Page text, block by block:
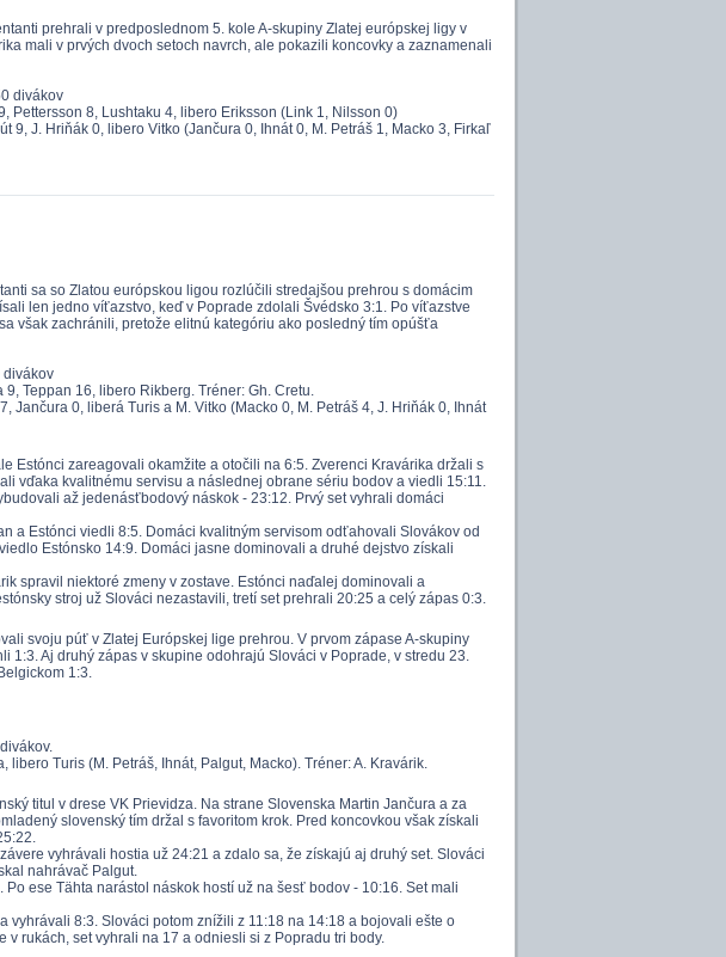
prehrali v predposlednom 5. kole A-skupiny Zlatej európskej ligy v
mali v prvých dvoch setoch navrch, ale pokazili koncovky a zaznamenali
divákov
Pettersson 8, Lushtaku 4, libero Eriksson (Link 1, Nilsson 0)
9, J. Hriňák 0, libero Vitko (Jančura 0, Ihnát 0, M. Petráš 1, Macko 3, Firkaľ
sa so Zlatou európskou ligou rozlúčili stredajšou prehrou s domácim
len jedno víťazstvo, keď v Poprade zdolali Švédsko 3:1. Po víťazstve
však zachránili, pretože elitnú kategóriu ako posledný tím opúšťa
divákov
9, Teppan 16, libero Rikberg. Tréner: Gh. Cretu.
Jančura 0, liberá Turis a M. Vitko (Macko 0, M. Petráš 4, J. Hriňák 0, Ihnát
Estónci zareagovali okamžite a otočili na 6:5. Zverenci Kravárika držali s
vďaka kvalitnému servisu a následnej obrane sériu bodov a viedli 15:11.
až jedenásťbodový náskok - 23:12. Prvý set vyhrali domáci
a Estónci viedli 8:5. Domáci kvalitným servisom odťahovali Slovákov od
Estónsko 14:9. Domáci jasne dominovali a druhé dejstvo získali
spravil niektoré zmeny v zostave. Estónci naďalej dominovali a
stroj už Slováci nezastavili, tretí set prehrali 20:25 a celý zápas 0:3.
svoju púť v Zlatej Európskej lige prehrou. V prvom zápase A-skupiny
Aj druhý zápas v skupine odohrajú Slováci v Poprade, v stredu 23.
1:3.
libero Turis (M. Petráš, Ihnát, Palgut, Macko). Tréner: A. Kravárik.
titul v drese VK Prievidza. Na strane Slovenska Martin Jančura a za
slovenský tím držal s favoritom krok. Pred koncovkou však získali
vyhrávali hostia už 24:21 a zdalo sa, že získajú aj druhý set. Slováci
nahrávač Palgut.
ese Tähta narástol náskok hostí už na šesť bodov - 10:16. Set mali
vyhrávali 8:3. Slováci potom znížili z 11:18 na 14:18 a bojovali ešte o
rukách, set vyhrali na 17 a odniesli si z Popradu tri body.